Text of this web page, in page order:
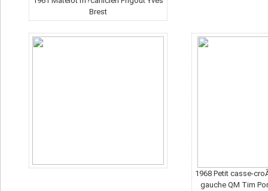
Brest
1968 Petit casse-
gauche QM Tim